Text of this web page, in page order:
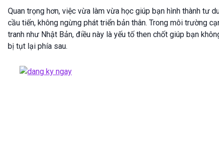
Quan trọng hơn, việc vừa làm vừa học giúp bạn hình thành tư
cầu tiến, không ngừng phát triển bản thân. Trong môi trường
tranh như Nhật Bản, điều này là yếu tố then chốt giúp bạn
bị tụt lại phía sau.